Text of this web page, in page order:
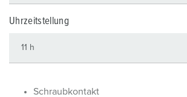
Uhrzeitstellung
Schraubkontakt